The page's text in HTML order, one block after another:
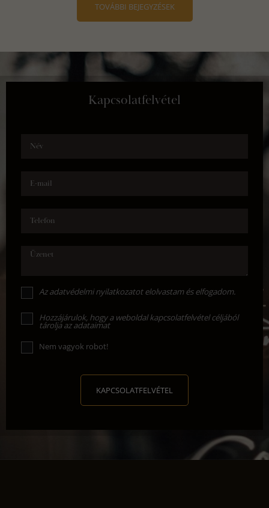
TOVÁBBI BEJEGYZÉSEK
Kapcsolatfelvétel
Név
E-mail
Telefon
Üzenet
Azadatvédelmi nyilatkozatot elolvastam és elfogadom.
Hozzájárulok, hogy a weboldal kapcsolatfelvétel céljából
tárolja az adataimat
Nem vagyok robot!
KAPCSOLATFELVÉTEL